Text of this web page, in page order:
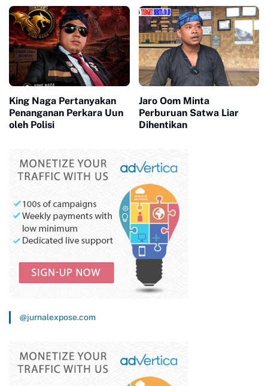
King Naga Pertanyakan
Penanganan Perkara Uun
oleh Polisi
Jaro Oom Minta
Perburuan Satwa Liar
Dihentikan
@jurnalexpose.com